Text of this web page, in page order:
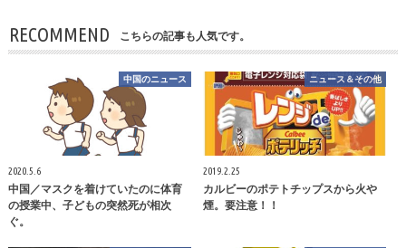
RECOMMEND こちらの記事も人気です。
中国のニュース
2020.5.6
中国／マスクを着けていたのに体育
の授業中、子どもの突然死が相次
ぐ。
ニュース＆その他
2019.2.25
カルビーのポテトチップスから火や
煙。要注意！！